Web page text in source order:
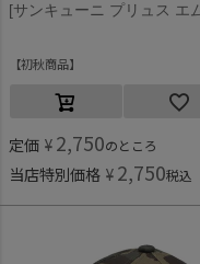
初秋商品
定価 ¥ 2,750のところ
当店特別価格 ¥ 2,750税込